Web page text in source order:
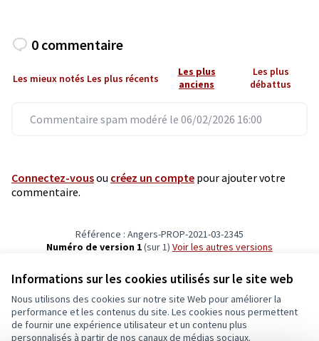
Informations sur les cookies utilisés sur le site web
Nous utilisons des cookies sur notre site Web pour améliorer la
performance et les contenus du site. Les cookies nous permettent
de fournir une expérience utilisateur et un contenu plus
personnalisés à partir de nos canaux de médias sociaux.
0 commentaire
Les mieux notés Les plus récents
Les plus
anciens
Les plus
débattus
Commentaire spam modéré le 06/02/2026 16:00
Connectez-vousou créez un compte pour ajouter votre
commentaire.
Référence : Angers-PROP-2021-03-2345
Numéro de version 1(sur 1)
voir les autres versions
Conditions d'utilisation
Paramètres des cookies
Ecrivons Angers sur X
Ecrivons Angers sur Facebook